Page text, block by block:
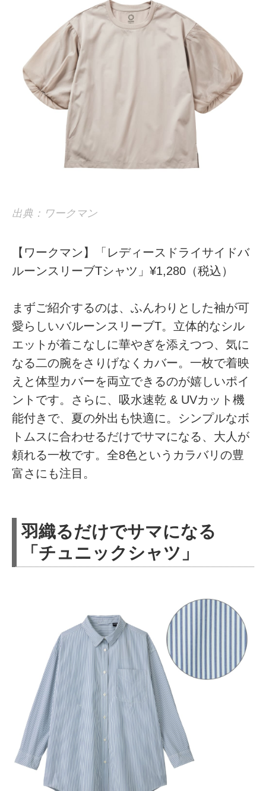
出典：ワークマン
【ワークマン】「レディースドライサイドバ
ルーンスリーブTシャツ」¥1,280（税込）
まずご紹介するのは、ふんわりとした袖が可
愛らしいバルーンスリーブT。立体的なシル
エットが着こなしに華やぎを添えつつ、気に
なる二の腕をさりげなくカバー。一枚で着映
えと体型カバーを両立できるのが嬉しいポイ
ントです。さらに、吸水速乾 & UVカット機
能付きで、夏の外出も快適に。シンプルなボ
トムスに合わせるだけでサマになる、大人が
頼れる一枚です。全8色というカラバリの豊
富さにも注目。
羽織るだけでサマになる
「チュニックシャツ」